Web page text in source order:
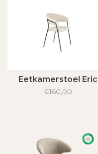
Eetkamerstoel Eric
€160,00